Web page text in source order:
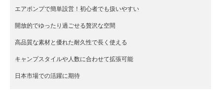
エアポンプで簡単設営！初心者でも扱いやすい
開放的でゆったり過ごせる贅沢な空間
高品質な素材と優れた耐久性で長く使える
キャンプスタイルや人数に合わせて拡張可能
日本市場での活躍に期待